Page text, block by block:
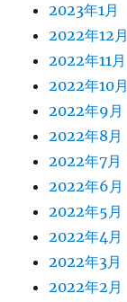
2023年1月
2022年12月
2022年11月
2022年10月
2022年9月
2022年8月
2022年7月
2022年6月
2022年5月
2022年4月
2022年3月
2022年2月